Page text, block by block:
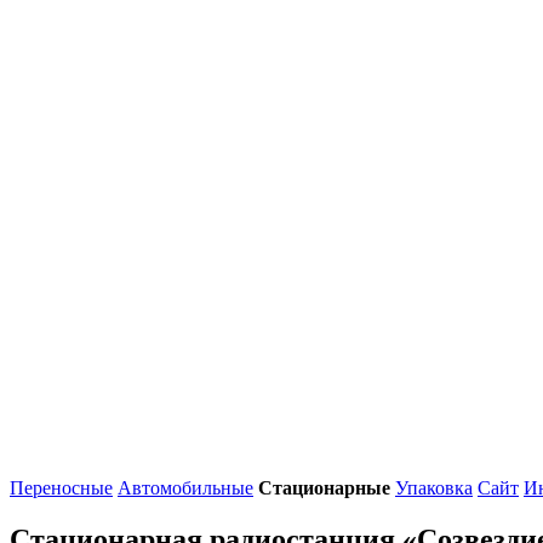
Переносные Автомобильные Стационарные Упаковка Сайт